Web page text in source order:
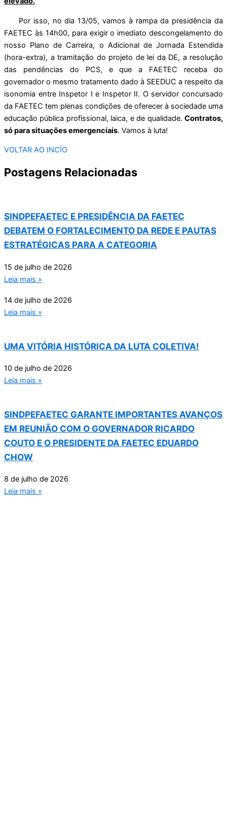
Por isso, no dia 13/05, vamos à rampa da presidência da
FAETEC às 14h00, para exigir o imediato descongelamento do
nosso Plano de Carreira, o Adicional de Jornada Estendida
(hora-extra), a tramitação do projeto de lei da DE, a resolução
das pendências do PCS, e que a FAETEC receba do
governador o mesmo tratamento dado à SEEDUC a respeito da
isonomia entre Inspetor I e Inspetor II. O servidor concursado
da FAETEC tem plenas condições de oferecer à sociedade uma
educação pública profissional, laica, e de qualidade. Contratos,
só para situações emergenciais. Vamos à luta!
VOLTAR AO INCÍO
Postagens Relacionadas
SINDPEFAETEC E PRESIDÊNCIA DA FAETEC
DEBATEM O FORTALECIMENTO DA REDE E PAUTAS
ESTRATÉGICAS PARA A CATEGORIA
15 de julho de 2026
Leia mais »
14 de julho de 2026
Leia mais »
UMA VITÓRIA HISTÓRICA DA LUTA COLETIVA!
10 de julho de 2026
Leia mais »
SINDPEFAETEC GARANTE IMPORTANTES AVANÇOS
EM REUNIÃO COM O GOVERNADOR RICARDO
COUTO E O PRESIDENTE DA FAETEC EDUARDO
CHOW
8 de julho de 2026
Leia mais »